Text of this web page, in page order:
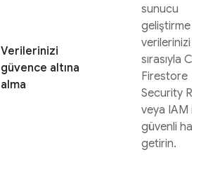
Verilerinizi
güvence altına
alma
sunucu
geliştirme için
verilerinizi
sırasıyla Cloud
Firestore
Security Rules
veya IAM ile
güvenli hale
getirin.